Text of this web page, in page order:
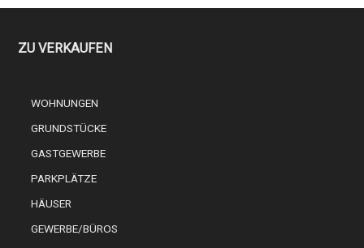
ZU VERKAUFEN
WOHNUNGEN
GRUNDSTÜCKE
GASTGEWERBE
PARKPLÄTZE
HÄUSER
GEWERBE/BÜROS